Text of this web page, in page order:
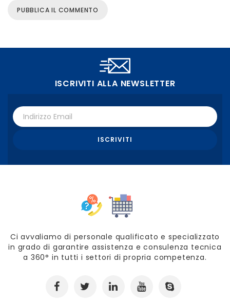
ISCRIVITI ALLA NEWSLETTER
Ci avvaliamo di personale qualificato e specializzato
in grado di garantire assistenza e consulenza tecnica
a 360° in tutti i settori di propria competenza.